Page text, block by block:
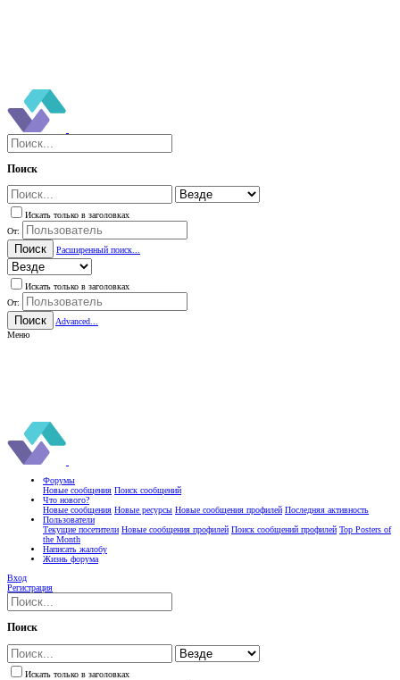
Поиск
Искать только в заголовках
От:
Поиск Расширенный поиск...
Искать только в заголовках
От:
Поиск
Advanced...
Меню
Форумы
Новые сообщения Поиск сообщений
Что нового?
Новые сообщения Новые ресурсы Новые сообщения профилей Последняя активность
Пользователи
Текущие посетители Новые сообщения профилей Поиск сообщений профилей Top Posters of
the Month
Написать жалобу
Жизнь форума
Вход
Регистрация
Поиск
Искать только в заголовках